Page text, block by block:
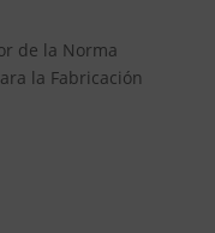
de la Norma
la Fabricación